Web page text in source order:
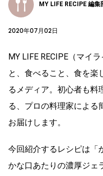
MY LIFE RECIPE 編集
2020年07月02日
MY LIFE RECIPE（マイ
と、食べること、食を楽
るメディア。初心者も料
る、プロの料理家による
お届けします。
今回紹介するレシピは「
かな口あたりの濃厚ジェ